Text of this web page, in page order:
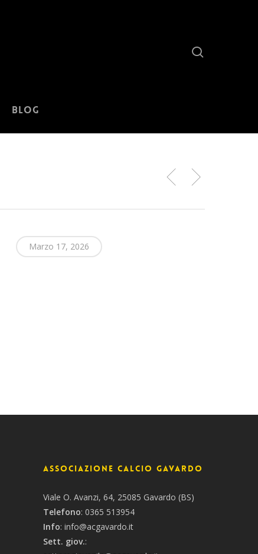
Blog
Marzo 17, 2026
Associazione Calcio Gavardo
Viale O. Avanzi, 64, 25085 Gavardo (BS)
Telefono:0365 513954
Info:info@acgavardo.it
Sett. giov.: